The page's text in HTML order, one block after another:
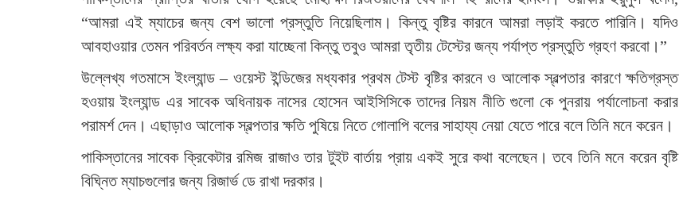
“আমরা এই ম্যাচের জন্য বেশ ভালো প্রস্তুতি নিয়েছিলাম। কিন্তু বৃষ্টির কারনে আমরা লড়াই করতে পারিনি। যদিও
আবহাওয়ার তেমন পরিবর্তন লক্ষ্য করা যাচ্ছেনা কিন্তু তবুও আমরা তৃতীয় টেস্টের জন্য পর্যাপ্ত প্রস্তুতি গ্রহণ করবো।”
উল্লেখ্য গতমাসে ইংল্যান্ড – ওয়েস্ট ইন্ডিজের মধ্যকার প্রথম টেস্ট বৃষ্টির কারনে ও আলোক স্বল্পতার কারণে ক্ষতিগ্রস্ত
হওয়ায় ইংল্যান্ড এর সাবেক অধিনায়ক নাসের হোসেন আইসিসিকে তাদের নিয়ম নীতি গুলো কে পুনরায় পর্যালোচনা করার
পরামর্শ দেন। এছাড়াও আলোক স্বল্পতার ক্ষতি পুষিয়ে নিতে গোলাপি বলের সাহায্য নেয়া যেতে পারে বলে তিনি মনে করেন।
পাকিস্তানের সাবেক ক্রিকেটার রমিজ রাজাও তার টুইট বার্তায় প্রায় একই সুরে কথা বলেছেন। তবে তিনি মনে করেন বৃষ্টি
বিঘ্নিত ম্যাচগুলোর জন্য রিজার্ভ ডে রাখা দরকার।